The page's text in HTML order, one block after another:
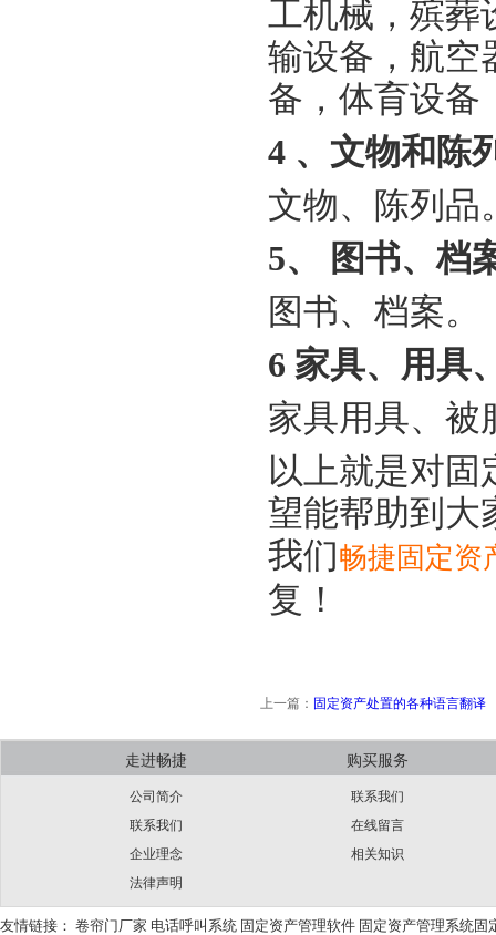
工机械，殡葬
输设备，航空
备，体育设备
4 、文物和陈
文物、陈列品
5、 图书、档
图书、档案。
6 家具、用具
家具用具、被
以上就是对固
望能帮助到大
我们畅捷固定资
复！
上一篇： 固定资产处置的各种语言翻译
走进畅捷
公司简介
联系我们
企业理念
法律声明
购买服务
联系我们
在线留言
相关知识
友情链接： 卷帘门厂家 电话呼叫系统 固定资产管理软件 固定资产管理系统固